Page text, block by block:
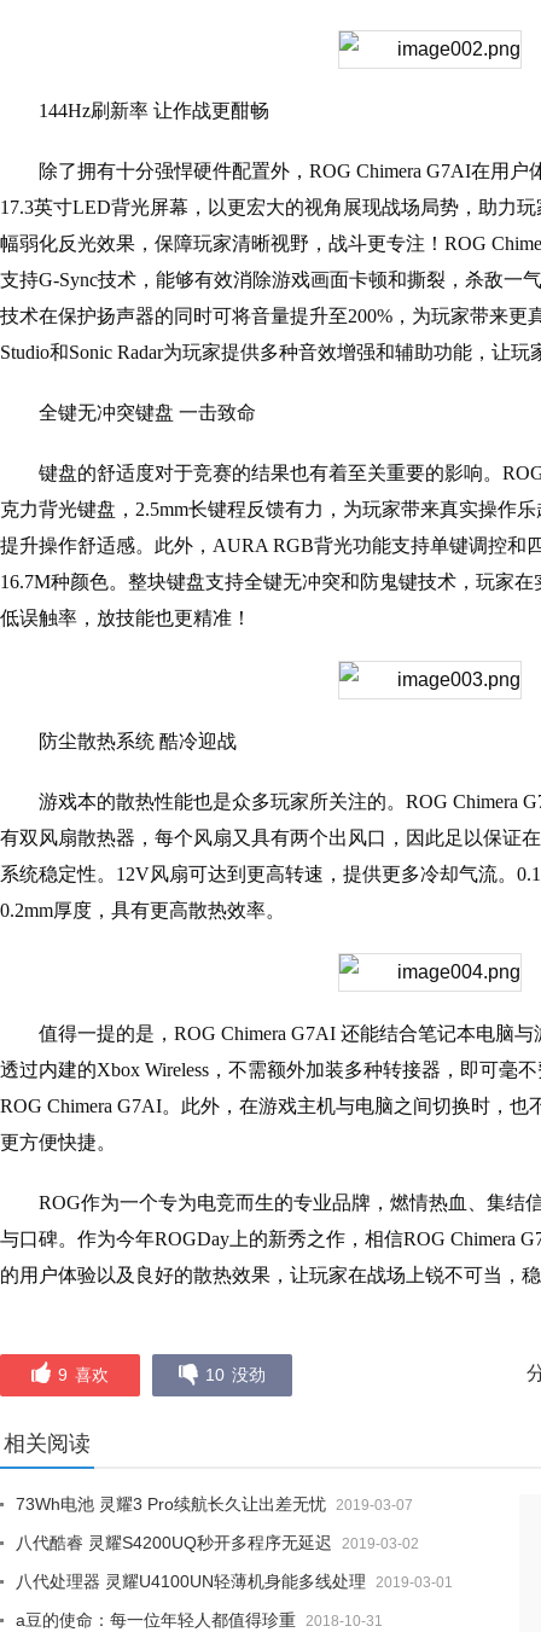
144Hz刷新率 让作战更酣畅
除了拥有十分强悍硬件配置外，ROG Chimera G7AI在用
17.3英寸LED背光屏幕，以更宏大的视角展现战场局势，助力
幅弱化反光效果，保障玩家清晰视野，战斗更专注！ROG
支持G-Sync技术，能够有效消除游戏画面卡顿和撕裂，杀敌一
技术在保护扬声器的同时可将音量提升至200%，为玩家带来更
Studio和Sonic Radar为玩家提供多种音效增强和辅助功能，让
全键无冲突键盘 一击致命
键盘的舒适度对于竞赛的结果也有着至关重要的影响。
克力背光键盘，2.5mm长键程反馈有力，为玩家带来真实操作
提升操作舒适感。此外，AURA RGB背光功能支持单键调控和
16.7M种颜色。整块键盘支持全键无冲突和防鬼键技术，玩家
低误触率，放技能也更精准！
防尘散热系统 酷冷迎战
游戏本的散热性能也是众多玩家所关注的。ROG Chimera
有双风扇散热器，每个风扇又具有两个出风口，因此足以保证
系统稳定性。12V风扇可达到更高转速，提供更多冷却气流。
0.2mm厚度，具有更高散热效率。
值得一提的是，ROG Chimera G7AI 还能结合笔记本电脑
透过内建的Xbox Wireless，不需额外加装多种转接器，即可毫
ROG Chimera G7AI。此外，在游戏主机与电脑之间切换时，
更方便快捷。
ROG作为一个专为电竞而生的专业品牌，燃情热血、集结
与口碑。作为今年ROGDay上的新秀之作，相信ROG Chimera
的用户体验以及良好的散热效果，让玩家在战场上锐不可当，
9 喜欢 10 没劲
相关阅读
73Wh电池 灵耀3 Pro续航长久让出差无忧 2019-03-07
八代酷睿 灵耀S4200UQ秒开多程序无延迟 2019-03-02
八代处理器 灵耀U4100UN轻薄机身能多线处理 2019-03-01
a豆的使命：每一位年轻人都值得珍重 2018-10-31